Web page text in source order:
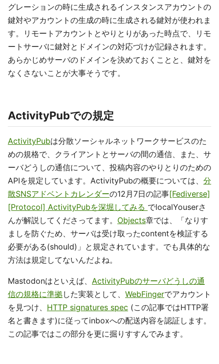
グレーションの時に生成されるインスタンスアカウントの
鍵対やアカウントの生成の時に生成される鍵対が使われま
す。リモートアカウントとやりとりがあった時点で、リモ
ートサーバに鍵対とドメインの対応づけが記録されます。
あらかじめサーバのドメインを決めておくことと、鍵対を
なくさないことが大事そうです。
ActivityPubでの規定
ActivityPubは分散ソーシャルネットワークサービスのた
めの規格で、クライアントとサーバの間の通信、また、サ
ーバどうしの通信について、投稿内容のやりとりのための
APIを規定しています。ActivityPubの概要については、 分
散SNSアドベントカレンダーの12月7日の記事[Fediverse]
[Protocol] ActivityPubを深堀してみる でlocalYouserさ
んが解説してくださってます。 Objects章では、「なりす
ましを防ぐため、サーバは受け取ったcontentを検証する
必要がある(should)」と規定されています。でも具体的な
方法は規定してないんだよね。
Mastodonはといえば、 ActivityPubのサーバどうしの通
信の規格に準拠した実装として、 WebFingerでアカウント
を見つけ、 HTTP signatures spec (この記事ではHTTP署
名と書きます)に従ってinboxへの配送内容を認証します。
この記事ではこの部分を更に掘りすすんでみます。